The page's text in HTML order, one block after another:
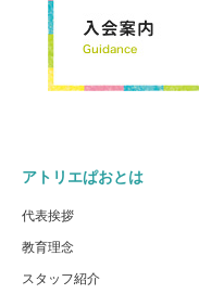
アトリエぱおとは
代表挨拶
教育理念
スタッフ紹介